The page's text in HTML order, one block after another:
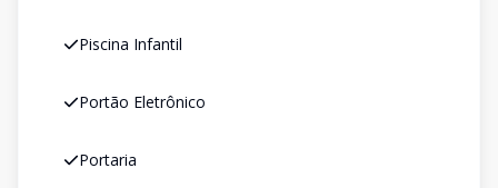
Piscina Infantil
Portão Eletrônico
Portaria